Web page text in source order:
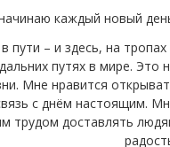
каждый новый
пути – и здесь, на тропах
путях в мире. Это
Мне нравится
с днём настоящим.
трудом доставлять